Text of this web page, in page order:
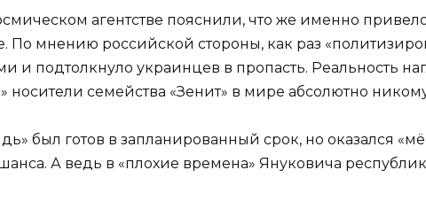
агентстве пояснили, что же именно
По мнению российской стороны, как раз
и подтолкнуло украинцев в пропасть. Реальность
носители семейства «Зенит» в мире абсолютно
был готов в запланированный срок, но оказался
А ведь в «плохие времена» Януковича